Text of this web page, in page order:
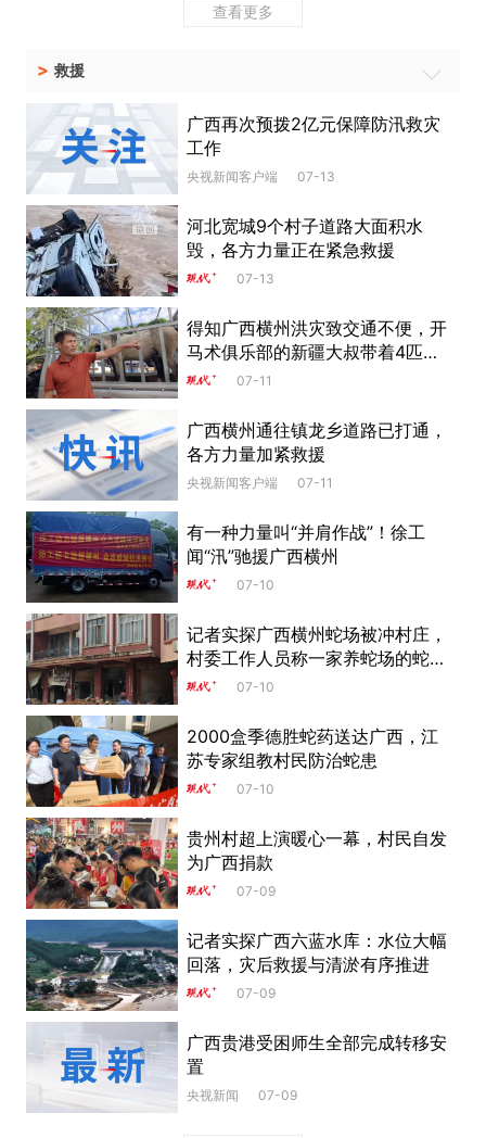
查看更多
> 救援
广西再次预拨2亿元保障防汛救灾
工作
央视新闻客户端 07-13
河北宽城9个村子道路大面积水
毁，各方力量正在紧急救援
07-13
得知广西横州洪灾致交通不便，开
马术俱乐部的新疆大叔带着4匹马
驰援
07-11
广西横州通往镇龙乡道路已打通，
各方力量加紧救援
央视新闻客户端 07-11
有一种力量叫“并肩作战”！徐工
闻“汛”驰援广西横州
07-10
记者实探广西横州蛇场被冲村庄，
村委工作人员称一家养蛇场的蛇已
基本抓完07-10
2000盒季德胜蛇药送达广西，江
苏专家组教村民防治蛇患
07-10
贵州村超上演暖心一幕，村民自发
为广西捐款
07-09
记者实探广西六蓝水库：水位大幅
回落，灾后救援与清淤有序推进
07-09
广西贵港受困师生全部完成转移安
置
央视新闻 07-09